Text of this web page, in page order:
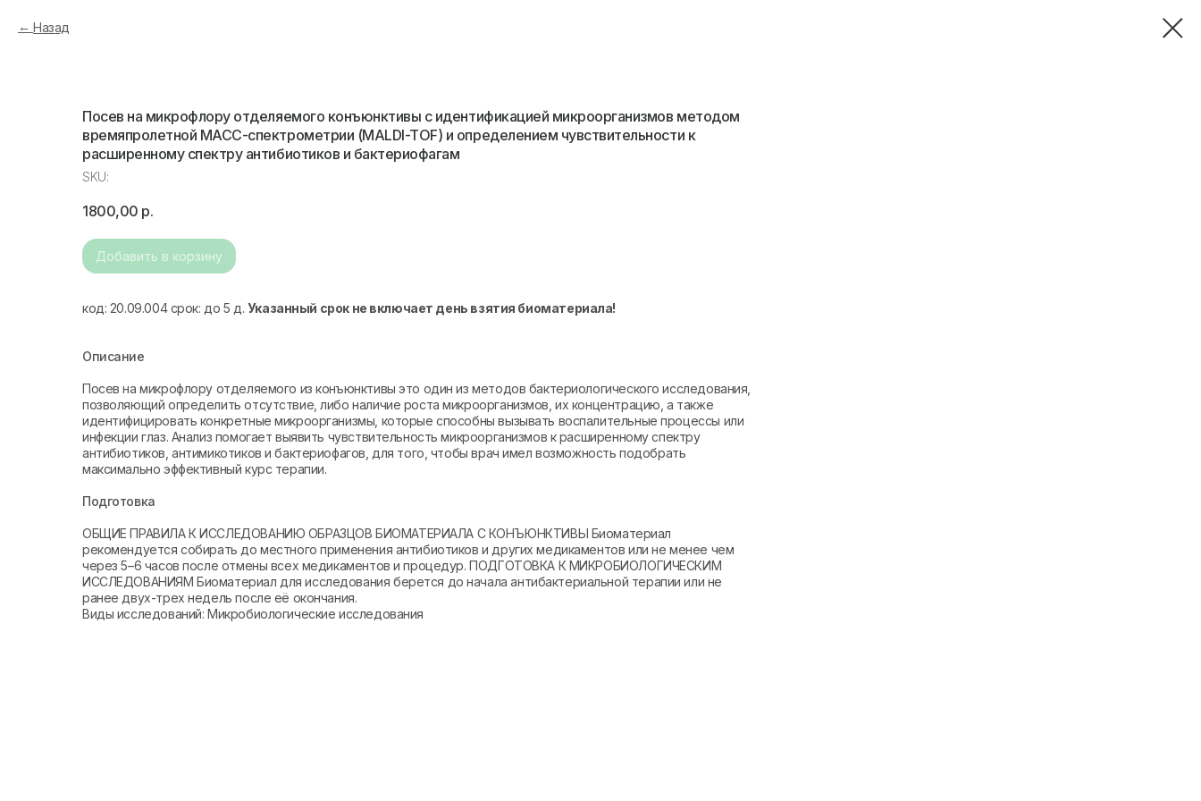
Назад
Посев на микрофлору отделяемого конъюнктивы с идентификацией микроорганизмов методом
времяпролетной МАСС-спектрометрии (MALDI-TOF) и определением чувствительности к
расширенному спектру антибиотиков и бактериофагам
SKU:
1800,00 р.
Добавить в корзину
код: 20.09.004 срок: до 5 д. Указанный срок не включает день взятия биоматериала!
Описание
Посев на микрофлору отделяемого из конъюнктивы это один из методов бактериологического исследования,
позволяющий определить отсутствие, либо наличие роста микроорганизмов, их концентрацию, а также
идентифицировать конкретные микроорганизмы, которые способны вызывать воспалительные процессы или
инфекции глаз. Анализ помогает выявить чувствительность микроорганизмов к расширенному спектру
антибиотиков, антимикотиков и бактериофагов, для того, чтобы врач имел возможность подобрать
максимально эффективный курс терапии.
Подготовка
ОБЩИЕ ПРАВИЛА К ИССЛЕДОВАНИЮ ОБРАЗЦОВ БИОМАТЕРИАЛА С КОНЪЮНКТИВЫ Биоматериал
рекомендуется собирать до местного применения антибиотиков и других медикаментов или не менее чем
через 5–6 часов после отмены всех медикаментов и процедур. ПОДГОТОВКА К МИКРОБИОЛОГИЧЕСКИМ
ИССЛЕДОВАНИЯМ Биоматериал для исследования берется до начала антибактериальной терапии или не
ранее двух-трех недель после её окончания.
Виды исследований: Микробиологические исследования